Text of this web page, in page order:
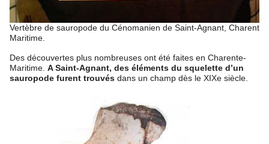
Vertèbre de sauropode du Cénomanien de Saint-Agnant, Charente-
Maritime.
Des découvertes plus nombreuses ont été faites en Charente-
Maritime. A Saint-Agnant, des éléments du squelette d’un
sauropode furent trouvés dans un champ dès le XIXe siècle.